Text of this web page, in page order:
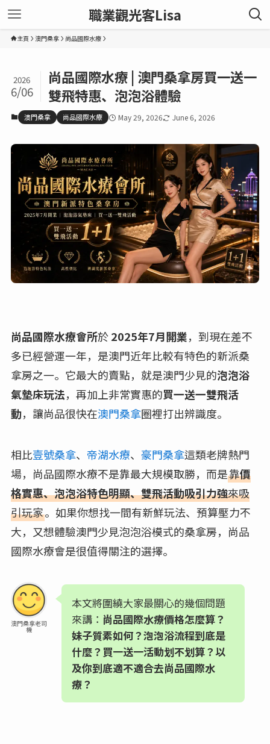
職業觀光客Lisa
主頁 澳門桑拿 尚品國際水療
尚品國際水療 | 澳門桑拿房買一送一
雙飛特惠、泡泡浴體驗
2026
6/06
澳門桑拿 尚品國際水療 May 29, 2026 June 6, 2026
尚品國際水療會所於2025年7月開業，到現在差不
多已經營運一年，是澳門近年比較有特色的新派桑
拿房之一。它最大的賣點，就是澳門少見的泡泡浴
氣墊床玩法，再加上非常實惠的買一送一雙飛活
動，讓尚品很快在澳門桑拿圈裡打出辨識度。
相比壹號桑拿、 帝湖水療、 豪門桑拿這類老牌熱門
場，尚品國際水療不是靠最大規模取勝，而是靠價
格實惠、泡泡浴特色明顯、雙飛活動吸引力強來吸
引玩家。如果你想找一間有新鮮玩法、預算壓力不
大，又想體驗澳門少見泡泡浴模式的桑拿房，尚品
國際水療會是很值得關注的選擇。
澳門桑拿老司
機
本文將圍繞大家最關心的幾個問題
來講： 尚品國際水療價格怎麼算？
妹子質素如何？泡泡浴流程到底是
什麼？買一送一活動划不划算？以
及你到底適不適合去尚品國際水
療？